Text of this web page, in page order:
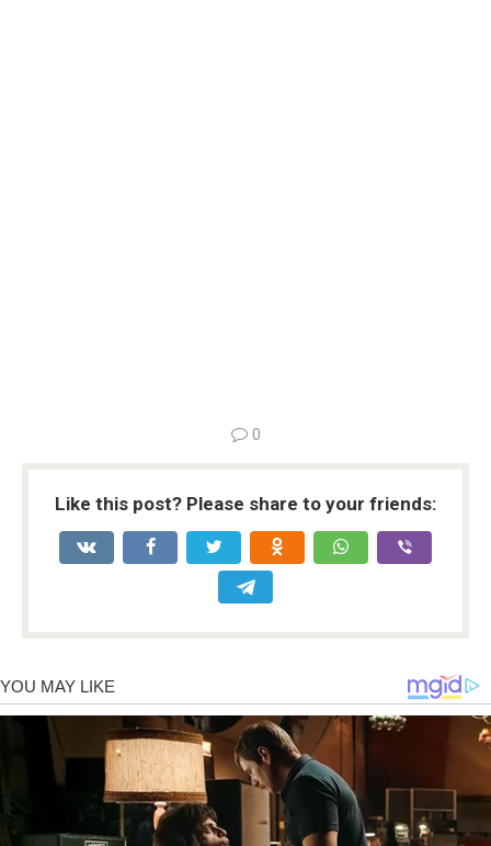
0
Like this post? Please share to your friends: